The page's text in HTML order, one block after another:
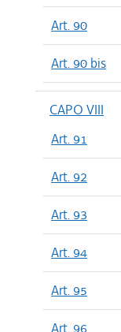
Art. 90
Art. 90 bis
CAPO VIII
Art. 91
Art. 92
Art. 93
Art. 94
Art. 95
Art. 96